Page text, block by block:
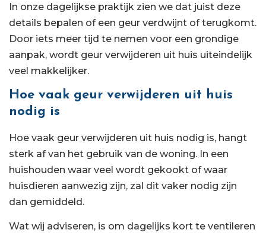
In onze dagelijkse praktijk zien we dat juist deze
details bepalen of een geur verdwijnt of terugkomt.
Door iets meer tijd te nemen voor een grondige
aanpak, wordt geur verwijderen uit huis uiteindelijk
veel makkelijker.
Hoe vaak geur verwijderen uit huis
nodig is
Hoe vaak geur verwijderen uit huis nodig is, hangt
sterk af van het gebruik van de woning. In een
huishouden waar veel wordt gekookt of waar
huisdieren aanwezig zijn, zal dit vaker nodig zijn
dan gemiddeld.
Wat wij adviseren, is om dagelijks kort te ventileren